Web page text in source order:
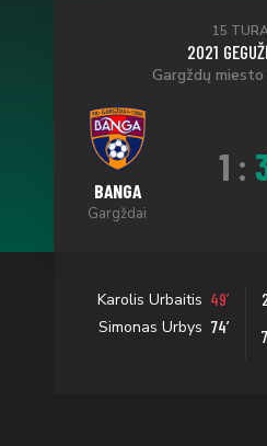
15
2021
Gargždų
BANGA
Gargždai
1 :
Karolis Urbaitis 49’
Simonas Urbys 74’